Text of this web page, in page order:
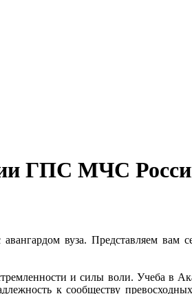
ГПС МЧС
вуза. Представляем вам
и силы воли. Учеба в
к сообществу